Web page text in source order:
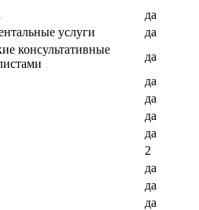
да
услуги
да
консультативные
да
да
да
да
да
2
да
да
да